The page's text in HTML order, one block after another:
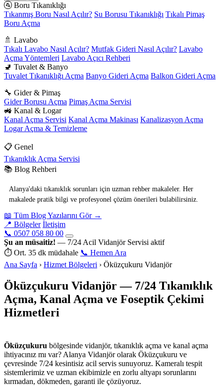
🚰 Boru Tıkanıklığı
Tıkanmış Boru Nasıl Açılır? Su Borusu Tıkanıklığı Tıkalı Pimaş
Boru Açma
🚿 Lavabo
Tıkalı Lavabo Nasıl Açılır? Mutfak Gideri Nasıl Açılır? Lavabo
Açma Yöntemleri Lavabo Açıcı Rehberi
🚽 Tuvalet & Banyo
Tuvalet Tıkanıklığı Açma Banyo Gideri Açma Balkon Gideri Açma
🔧 Gider & Pimaş
Gider Borusu Açma Pimaş Açma Servisi
🚜 Kanal & Logar
Kanal Açma Servisi Kanal Açma Makinası Kanalizasyon Açma
Logar Açma & Temizleme
📋 Genel
Tıkanıklık Açma Servisi
📚 Blog Rehberi
Alanya'daki tıkanıklık sorunları için uzman rehber makaleler. Her
makalede pratik bilgi ve profesyonel çözüm önerileri bulabilirsiniz.
📖 Tüm Blog Yazılarını Gör →
📍 Bölgeler İletişim
📞 0507 058 80 00
Şu an müsaitiz! — 7/24 Acil Vidanjör Servisi aktif
⏱ Ort. 35 dk müdahale 📞 Hemen Ara
Ana Sayfa › Hizmet Bölgeleri › Öküzçukuru Vidanjör
Öküzçukuru Vidanjör — 7/24 Tıkanıklık
Açma, Kanal Açma ve Foseptik Çekimi
Hizmetleri
Öküzçukuru bölgesinde vidanjör, tıkanıklık açma ve kanal açma
ihtiyacınız mı var? Alanya Vidanjör olarak Öküzçukuru ve
çevresinde 7/24 kesintisiz acil servis sunuyoruz. Kameralı tespit
sistemlerimiz ve uzman ekibimizle en zorlu altyapı sorunlarını
kırmadan, dökmeden, garanti ile çözüyoruz.